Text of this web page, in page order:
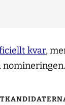
kvar,
nomineringen.